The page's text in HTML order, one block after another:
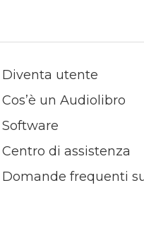
Diventa utente
Cos’è un Audiolibro
Software
Centro di assistenza
Domande frequenti